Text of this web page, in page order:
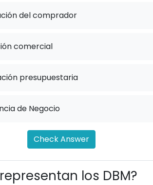
del comprador
comercial
presupuestaria
de Negocio
Check Answer
los DBM?